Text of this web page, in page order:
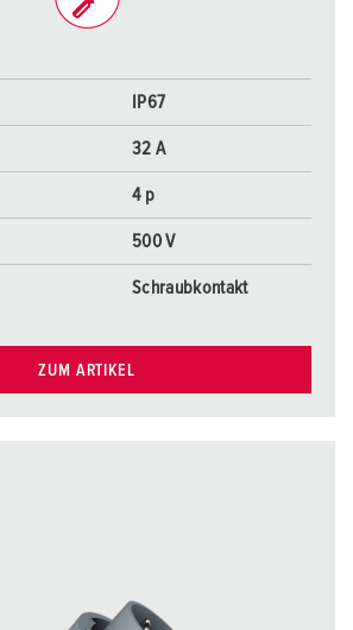
IP67
32 A
4 p
500 V
Schraubkontakt
ZUM ARTIKEL